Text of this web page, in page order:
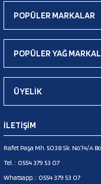
POPÜLER MARKALAR
POPÜLER YAĞ
ÜYELİK
İLETİŞİM
Rafet Paşa Mh. 5038 Sk. No:14/A
Tel. : 0554 379 53 07
Whatsapp. : 0554 379 53 07